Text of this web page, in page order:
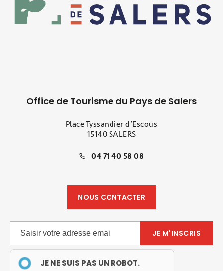
Office de Tourisme du Pays de Salers
Place Tyssandier d’Escous
15140 SALERS
04 71 40 58 08
NOUS CONTACTER
JE NE SUIS PAS UN ROBOT.